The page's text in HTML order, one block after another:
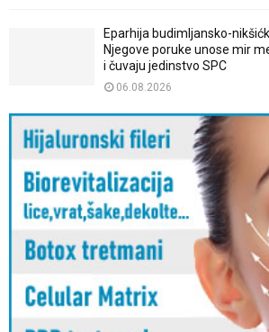
Eparhija budimljansko-
Njegove poruke unose mir
i čuvaju jedinstvo SPC
06.08.2026